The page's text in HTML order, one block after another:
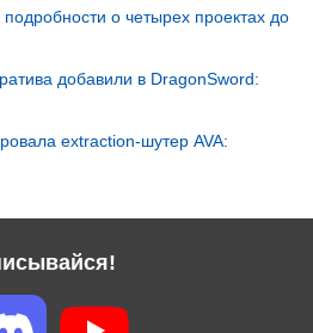
о четырех проектах до
добавили в DragonSword:
extraction-шутер AVA: